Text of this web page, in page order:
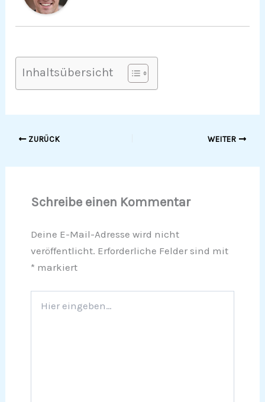
Inhaltsübersicht
ZURÜCK WEITER
Schreibe einen Kommentar
Deine E-Mail-Adresse wird nicht
veröffentlicht. Erforderliche Felder sind mit
* markiert
eingeben…